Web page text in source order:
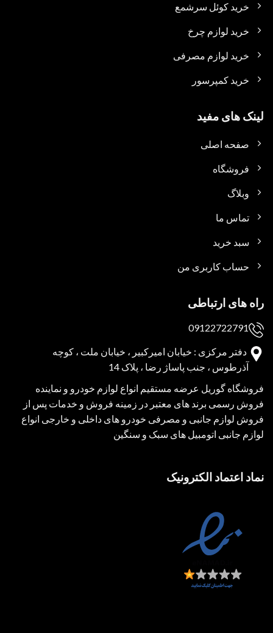
خرید کوئل سرشمع
خرید لوازم چرخ
خرید لوازم مصرفی
خرید کمپرسور
لینک های مفید
صفحه اصلی
فروشگاه
وبلاگ
تماس ما
سبد خرید
حساب کاربری من
راه های ارتباطی
09122722791
دفتر مرکزی : خیابان امیرکبیر ، خیابان ملت ، کوچه
آذرطوس ، جنب پاساژ رضا ، پلاک 14
فروشگاه گوریل عرضه مستقیم انواع لوازم خودرو و نماینده
فروش رسمی برند های معتبر در زمینه فروش و خدمات پس از
فروش لوازم جانبی و مصرفی خودرو های داخلی و خارجی انواع
لوازم جانبی اتومبیل های سبک و سنگین
نماد اعتماد الکترونیک